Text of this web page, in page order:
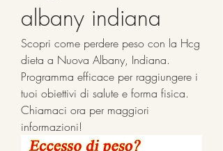
albany indiana
Scopri come perdere peso con la Hcg
dieta a Nuova Albany, Indiana.
Programma efficace per raggiungere i
tuoi obiettivi di salute e forma fisica.
Chiamaci ora per maggiori
informazioni!